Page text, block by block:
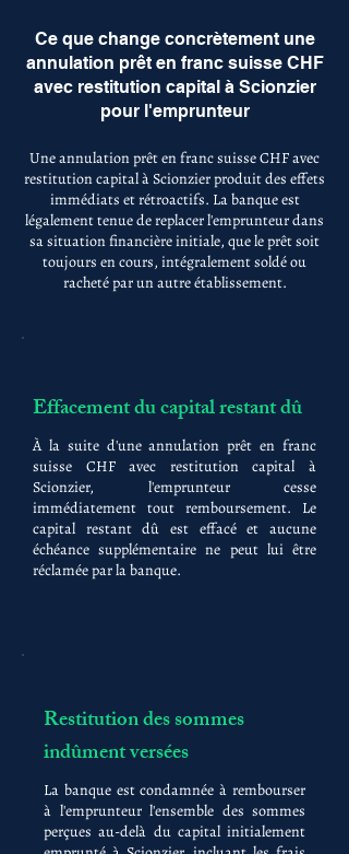
Ce que change concrètement une
annulation prêt en franc suisse CHF
avec restitution capital à Scionzier
pour l'emprunteur
Une annulation prêt en franc suisse CHF avec
restitution capital à Scionzier produit des effets
immédiats et rétroactifs. La banque est
légalement tenue de replacer l'emprunteur dans
sa situation financière initiale, que le prêt soit
toujours en cours, intégralement soldé ou
racheté par un autre établissement.
Effacement du capital restant dû
À la suite d'une annulation prêt en franc
suisse CHF avec restitution capital à
Scionzier, l'emprunteur cesse
immédiatement tout remboursement. Le
capital restant dû est effacé et aucune
échéance supplémentaire ne peut lui être
réclamée par la banque.
Restitution des sommes
indûment versées
La banque est condamnée à rembourser
à l'emprunteur l'ensemble des sommes
perçues au-delà du capital initialement